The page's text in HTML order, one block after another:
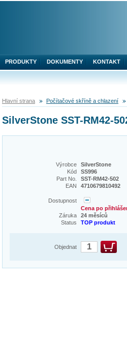
Hlavní strana Počítačové skříně a chlazení
SilverStone SST-RM42-
Výrobce
SilverStone
Kód
SS996
Part No.
SST-RM42-502
EAN
4710679810492
Dostupnost
Cena po
Záruka
24 měsíců
Status
TOP produkt
Objednat
PRODUKTY DOKUMENTY KONTAKT